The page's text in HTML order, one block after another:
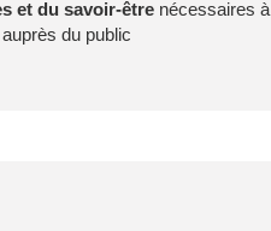
et du savoir-être nécessaires à
auprès du public